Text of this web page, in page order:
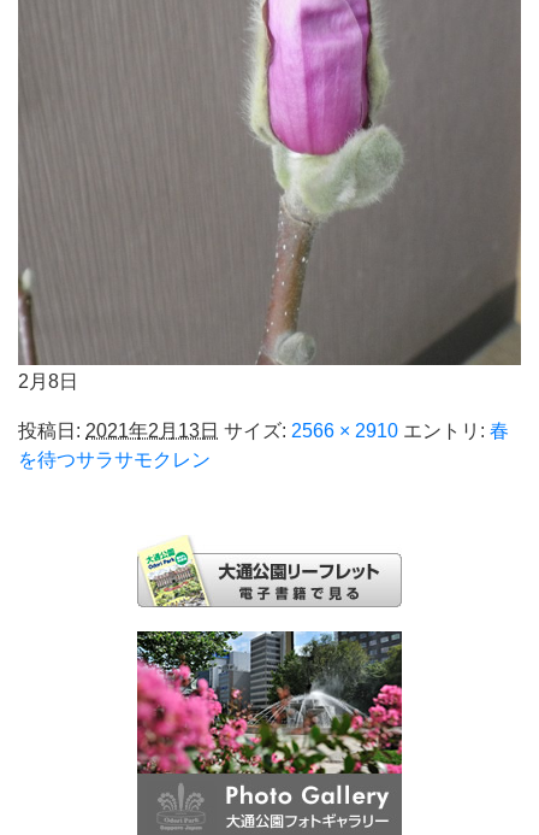
2月8日
投稿日: 2021年2月13日 サイズ: 2566 × 2910 エントリ: 春
を待つサラサモクレン